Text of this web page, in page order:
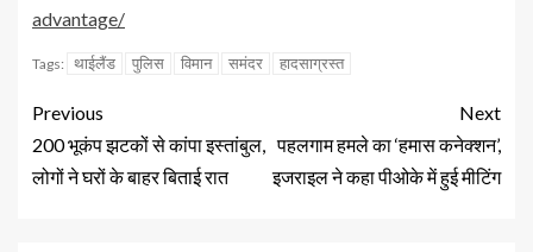
advantage/
Tags: थाईलैंड पुलिस विमान समंदर हादसाग्रस्त
Previous
200 भूकंप झटकों से कांपा इस्तांबुल,
लोगों ने घरों के बाहर बिताई रात
Next
पहलगाम हमले का ‘हमास कनेक्शन’,
इजराइल ने कहा पीओके में हुई मीटिंग